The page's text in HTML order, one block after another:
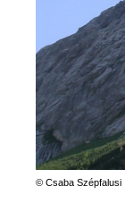
© Csaba Szépfalusi